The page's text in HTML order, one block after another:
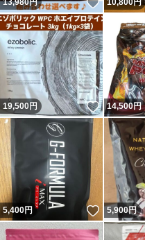
13,980円 いいね！
10,800円
19,500円 いいね！
14,500円
5,400円 いいね！
5,900円